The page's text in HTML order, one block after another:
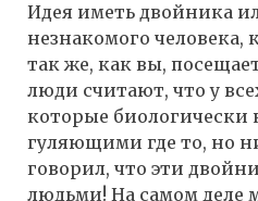
Идея иметь двойника
незнакомого человека,
так же, как вы,
люди считают, что у
которые биологически
гуляющими где то, но
говорил, что эти
людьми! На самом деле